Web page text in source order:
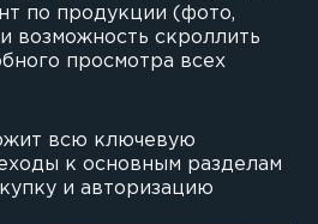
по продукции (фото,
возможность скроллить
просмотра всех
всю ключевую
к основным разделам
и авторизацию